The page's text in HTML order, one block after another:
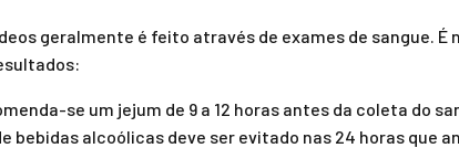
geralmente é feito através de exames de sangue.
se um jejum de 9 a 12 horas antes da coleta do
bebidas alcoólicas deve ser evitado nas 24 horas que